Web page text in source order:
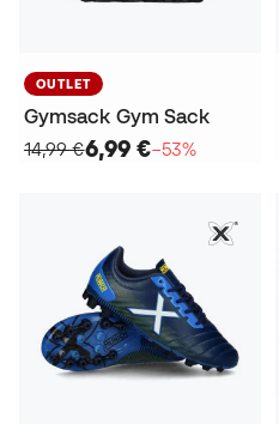
OUTLET
Gymsack Gym Sack
14,99 €6,99 €−53%